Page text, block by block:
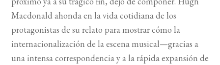
Macdonald ahonda en la vida cotidiana de los
protagonistas de su relato para mostrar cómo la
internacionalización de la escena musical—gracias a
una intensa correspondencia y a la rápida expansión de